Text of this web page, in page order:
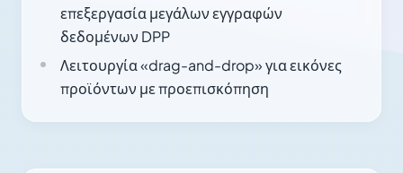
επεξεργασία μεγάλων εγγραφών
δεδομένων DPP
Λειτουργία «drag-and-drop» για εικόνες
προϊόντων με προεπισκόπηση